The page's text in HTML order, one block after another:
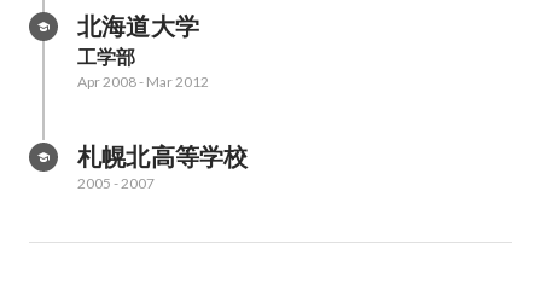
北海道大学
工学部
Apr 2008- Mar 2012
札幌北高等学校
2005 -2007